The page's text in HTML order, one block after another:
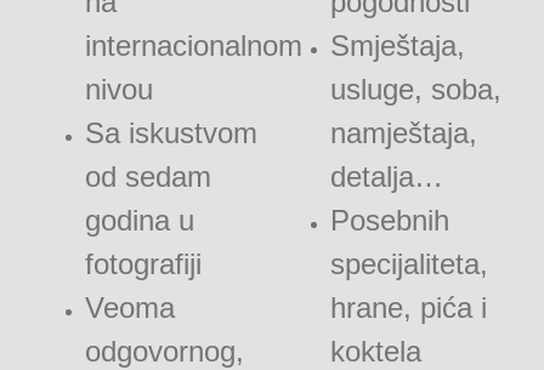
internacionalnom
nivou
Sa iskustvom
od sedam
godina u
fotografiji
Veoma
odgovornog,
Smještaja,
usluge, soba,
namještaja,
detalja…
Posebnih
specijaliteta,
hrane, pića i
koktela